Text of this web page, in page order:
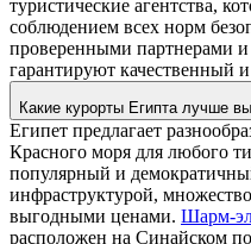
туристические агентства,
соблюдением всех норм
проверенными партнерами
гарантируют качественный
Какие курорты Египта лучше
Египет предлагает
Красного моря для любого
популярный и
инфраструктурой,
выгодными ценами. Шарм-
расположен на Синайском